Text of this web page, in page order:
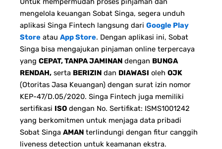
mengelola keuangan Sobat Singa, segera unduh
aplikasi Singa Fintech langsung dari Google Play
Store atau App Store. Dengan aplikasi ini, Sobat
Singa bisa mengajukan pinjaman online terpercaya
yang CEPAT, TANPA JAMINAN dengan BUNGA
RENDAH, serta BERIZIN dan DIAWASI oleh OJK
(Otoritas Jasa Keuangan) dengan surat izin nomor
KEP-47/D.05/2020. Singa Fintech juga memiliki
sertifikasi ISO dengan No. Sertifikat: ISMS1001242
yang berkomitmen untuk menjaga data pribadi
Sobat Singa AMAN terlindungi dengan fitur canggih
liveness detection untuk keamanan ekstra.